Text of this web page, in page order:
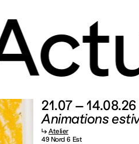
21.07 – 14.08.26
Animations
↳Atelier
49 Nord 6 Est